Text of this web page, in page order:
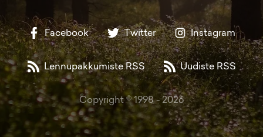
Facebook Twitter Instagram
Lennupakkumiste RSS Uudiste RSS
Copyright © 1998 -2026